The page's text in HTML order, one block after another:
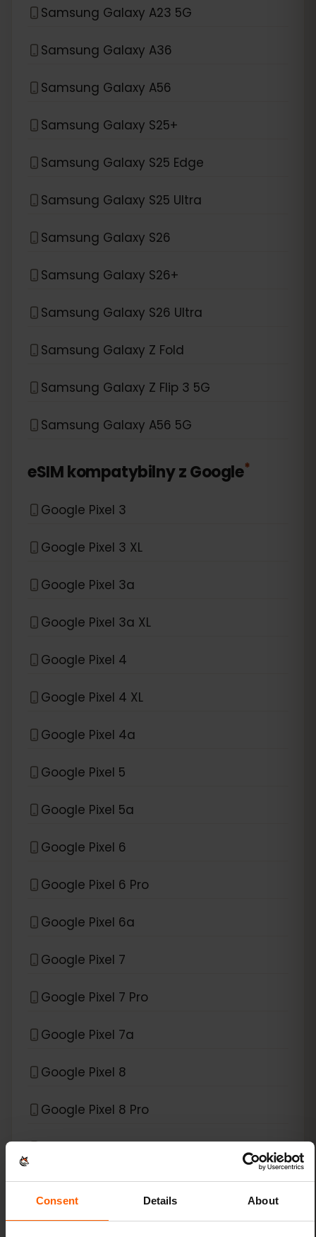
Consent Details About
Samsung Galaxy A23 5G
Samsung Galaxy A36
Samsung Galaxy A56
Samsung Galaxy S25+
Samsung Galaxy S25 Edge
Samsung Galaxy S25 Ultra
Samsung Galaxy S26
Samsung Galaxy S26+
Samsung Galaxy S26 Ultra
Samsung Galaxy Z Fold
Samsung Galaxy Z Flip 3 5G
Samsung Galaxy A56 5G
eSIM kompatybilny zGoogle*
Google Pixel 3
Google Pixel 3 XL
Google Pixel 3a
Google Pixel 3a XL
Google Pixel 4
Google Pixel 4 XL
Google Pixel 4a
Google Pixel 5
Google Pixel 5a
Google Pixel 6
Google Pixel 6 Pro
Google Pixel 6a
Google Pixel 7
Google Pixel 7 Pro
Google Pixel 7a
Google Pixel 8
Google Pixel 8 Pro
Google Pixel 9
Google Pixel 9 Pro
Google Pixel 9 Pro Fold